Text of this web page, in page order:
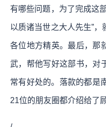
有哪些问题，为了完成这
以质诸当世之大人先生”
各位地方精英。最后，那
武，帮他写好这部书，对
常有好处的。落款的都是
21位的朋友圈都介绍给了